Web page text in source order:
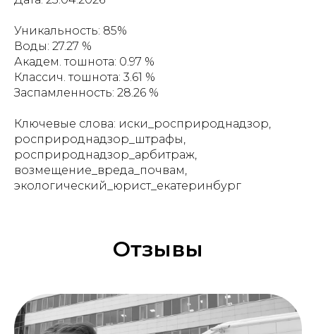
Уникальность: 85%
Воды: 27.27 %
Академ. тошнота: 0.97 %
Классич. тошнота: 3.61 %
Заспамленность: 28.26 %
Ключевые слова: иски_росприроднадзор,
росприроднадзор_штрафы,
росприроднадзор_арбитраж,
возмещение_вреда_почвам,
экологический_юрист_екатеринбург
Отзывы